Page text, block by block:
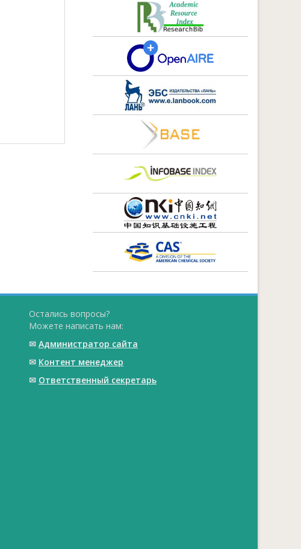
Остались вопросы?
Можете написать нам:
✉ Администратор сайта
✉ Контент менеджер
✉ Ответственный cекретарь